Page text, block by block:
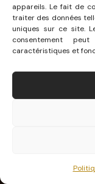
appareils. Le fait de
traiter des données
uniques sur ce site.
consentement
caractéristiques et
Cette R8
et affichée au
plusieurs
conduite, je
sera
sera produite
elle risque en